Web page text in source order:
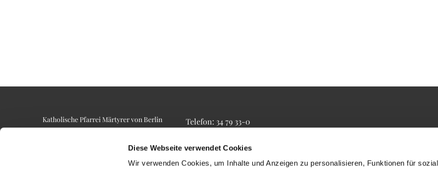
Diese Webseite verwendet Cookies
Wir verwenden Cookies, um Inhalte und Anzeigen zu personalisieren, Funktionen für
Katholische Pfarrei Märtyrer von Berlin
Alt-Lietzow 23
Telefon: 34 79 33-0
Email: pfarrbuero@maertyrer-von-berlin.de